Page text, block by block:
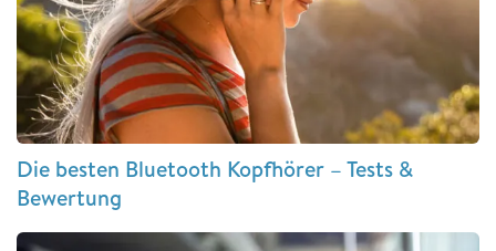
Die besten Bluetooth Kopfhörer – Tests &
Bewertung